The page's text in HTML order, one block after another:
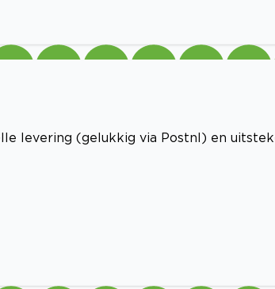
levering (gelukkig via Postnl) en